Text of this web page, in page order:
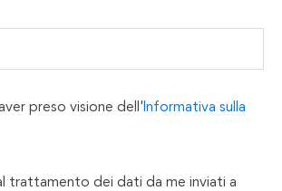
preso visione dell'Informativa sulla
trattamento dei dati da me inviati a